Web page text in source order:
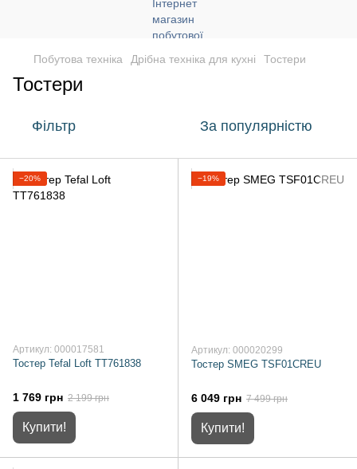
Побутова техніка Дрібна техніка для кухні Тостери
Тостери
Фільтр За популярністю
−20%
Артикул: 000017581
Тостер Tefal Loft TT761838
1 769 грн 2 199 грн
Купити!
−19%
Артикул: 000020299
Тостер SMEG TSF01CREU
6 049 грн 7 499 грн
Купити!